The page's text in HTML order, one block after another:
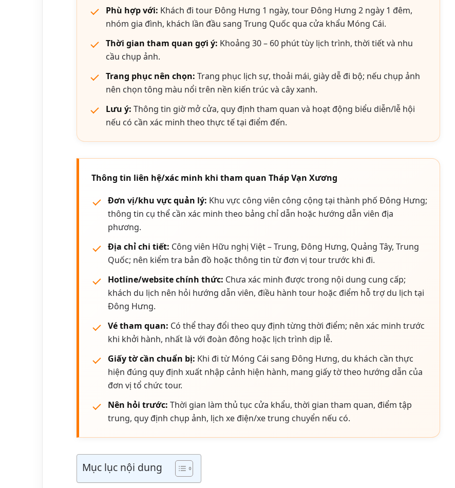
Phù hợp với: Khách đi tour Đông Hưng 1 ngày, tour Đông Hưng 2 ngày 1 đêm,
nhóm gia đình, khách lần đầu sang Trung Quốc qua cửa khẩu Móng Cái.
Thời gian tham quan gợi ý: Khoảng 30 – 60 phút tùy lịch trình, thời tiết và nhu
cầu chụp ảnh.
Trang phục nên chọn: Trang phục lịch sự, thoải mái, giày dễ đi bộ; nếu chụp ảnh
nên chọn tông màu nổi trên nền kiến trúc và cây xanh.
Lưu ý: Thông tin giờ mở cửa, quy định tham quan và hoạt động biểu diễn/lễ hội
nếu có cần xác minh theo thực tế tại điểm đến.
Thông tin liên hệ/xác minh khi tham quan Tháp Vạn Xương
Đơn vị/khu vực quản lý: Khu vực công viên công cộng tại thành phố Đông Hưng;
thông tin cụ thể cần xác minh theo bảng chỉ dẫn hoặc hướng dẫn viên địa
phương.
Địa chỉ chi tiết: Công viên Hữu nghị Việt – Trung, Đông Hưng, Quảng Tây, Trung
Quốc; nên kiểm tra bản đồ hoặc thông tin từ đơn vị tour trước khi đi.
Hotline/website chính thức: Chưa xác minh được trong nội dung cung cấp;
khách du lịch nên hỏi hướng dẫn viên, điều hành tour hoặc điểm hỗ trợ du lịch tại
Đông Hưng.
Vé tham quan: Có thể thay đổi theo quy định từng thời điểm; nên xác minh trước
khi khởi hành, nhất là với đoàn đông hoặc lịch trình dịp lễ.
Giấy tờ cần chuẩn bị: Khi đi từ Móng Cái sang Đông Hưng, du khách cần thực
hiện đúng quy định xuất nhập cảnh hiện hành, mang giấy tờ theo hướng dẫn của
đơn vị tổ chức tour.
Nên hỏi trước: Thời gian làm thủ tục cửa khẩu, thời gian tham quan, điểm tập
trung, quy định chụp ảnh, lịch xe điện/xe trung chuyển nếu có.
Mục lục nội dung